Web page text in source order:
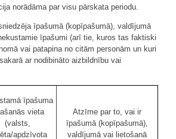
norādāma par visu pārskata periodu.
īpašumā (kopīpašumā), valdījumā
īpašumi (arī tie, kuros tas faktiski
vai patapina no citām personām un kuri
ar nodibināto aizbildnību vai
īpašuma
vieta
(valsts,
apdzīvota
Atzīme par to, vai ir
īpašumā (kopīpašumā),
valdījumā vai lietošanā